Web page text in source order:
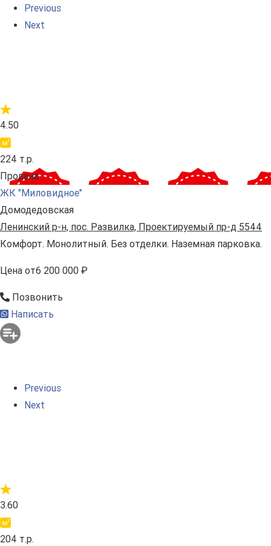
Previous
Next
4.50
224 т.р.
Продана
ЖК "Миловидное"
Домодедовская
Ленинский р-н, пос. Развилка, Проектируемый пр-д 5544
Комфорт. Монолитный. Без отделки. Наземная парковка.
Цена от6 200 000 ₽
Позвонить
Написать
Previous
Next
3.60
204 т.р.